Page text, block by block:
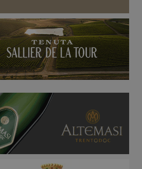
negli Usa, i rincari dal 2026
(Argea): a luglio ordini
in crescita...Non ci
stati finora aumenti di
del vino...
(invisibile) che guida
ai calici … Focus sul
ecco come il
si emoziona nei vini
nei profumi...Che...